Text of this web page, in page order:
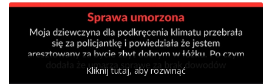
Kliknij tutaj, aby rozwinąć